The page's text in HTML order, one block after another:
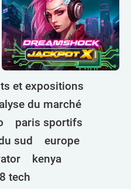
et expositions
du marché
paris sportifs
sud
europe
kenya
tech